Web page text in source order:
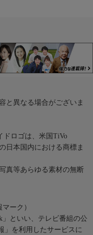
と異なる場合がございま
ドロゴは、米国TiVo
日本国内における商標ま
真等あらゆる素材の無断
ーク）
」といい、テレビ番組の公
」を利用したサービスに